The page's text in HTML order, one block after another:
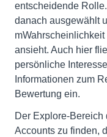
entscheidende
danach ausgewählt
ansieht. Auch hier
persönliche
Informationen zum
Bewertung ein.
Der Explore-Bereich
Accounts zu finden,